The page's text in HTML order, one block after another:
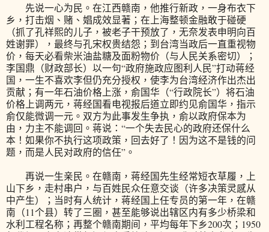
先说一心为民。在江西赣南，他推行新政，一身布衣下
乡，打击烟、赌、娼成效显著；在上海整顿金融敢于碰硬
（抓了孔祥熙的儿子，被老子干预放了，无奈发表申明向百
姓谢罪），最终与孔宋权贵结怨；到台湾当政后一直重视物
价，每天必看柴米油盐糖及面粉物价（与人民关系密切）；
李国鼎（财政部长）以一句“政府施政应图利人民”打动蒋经
国，一生不喜欢李但仍充分授权，使李为台湾经济作出杰出
贡献；有一年石油价格上涨，俞国华（“行政院长”）将石油
价格上调两元，蒋经国看电视报后道立即约见俞国华，指示
俞仅能微调一元。双方为此事发生争执，俞以政府保本为
由，力主不能调回。蒋说：“一个失去民心的政府还保什么
本！如果你不执行这项政策，回去好了！因为这不是钱的问
题，而是人民对政府的信任”。
再说一生亲民。在赣南，蒋经国先生经常短衣草履，上
山下乡，走村串户，与百姓民众任意交谈（许多决策灵感从
中产生）；当时有人统计，蒋经国上任专员的第一年，在赣
南（11个县）转了三圈，甚至能够说出辖区内有多少桥梁和
水利工程名称；再整个赣南期间，平均每年下乡200次；1950